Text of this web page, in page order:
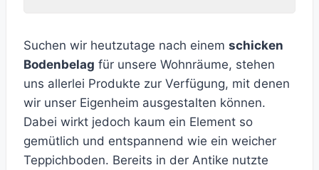
Suchen wir heutzutage nach einem schicken
Bodenbelag für unsere Wohnräume, stehen
uns allerlei Produkte zur Verfügung, mit denen
wir unser Eigenheim ausgestalten können.
Dabei wirkt jedoch kaum ein Element so
gemütlich und entspannend wie ein weicher
Teppichboden. Bereits in der Antike nutzte